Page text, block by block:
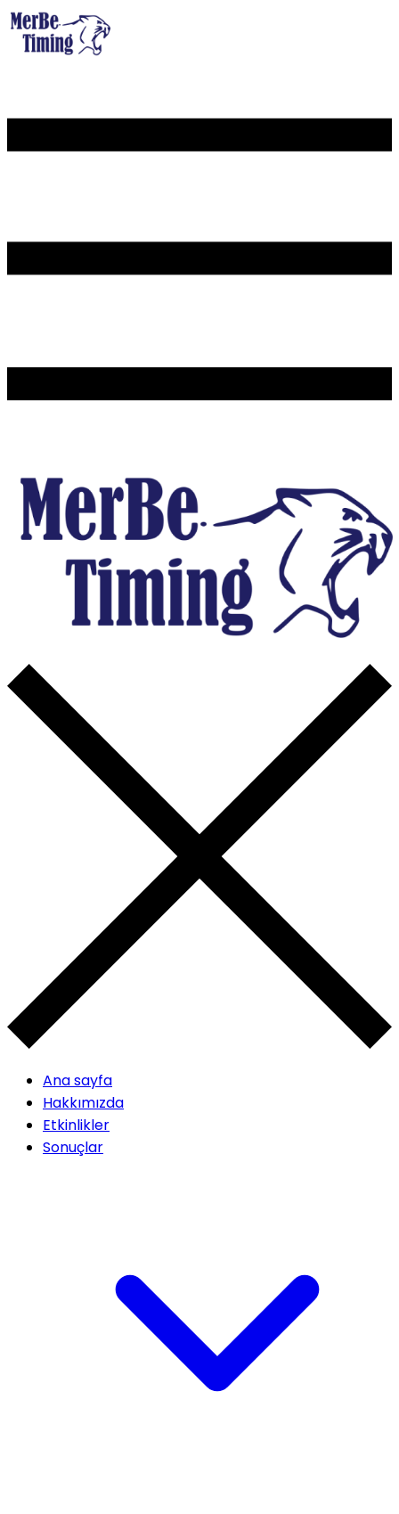
Ana sayfa
Hakkımızda
Etkinlikler
Sonuçlar